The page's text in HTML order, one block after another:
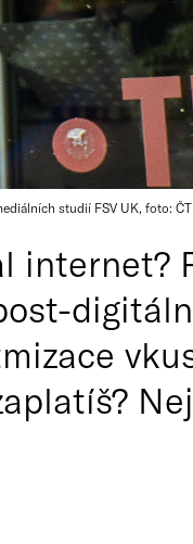
studií FSV UK, foto:
internet?